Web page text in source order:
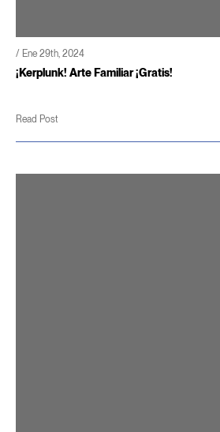
/ Ene 29th, 2024
¡Kerplunk! Arte Familiar ¡Gratis!
Read Post